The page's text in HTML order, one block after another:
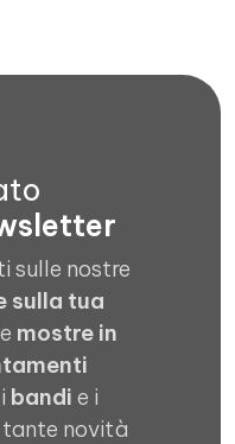
sulle nostre
sulla tua
mostre in
bandi e i
tante novità